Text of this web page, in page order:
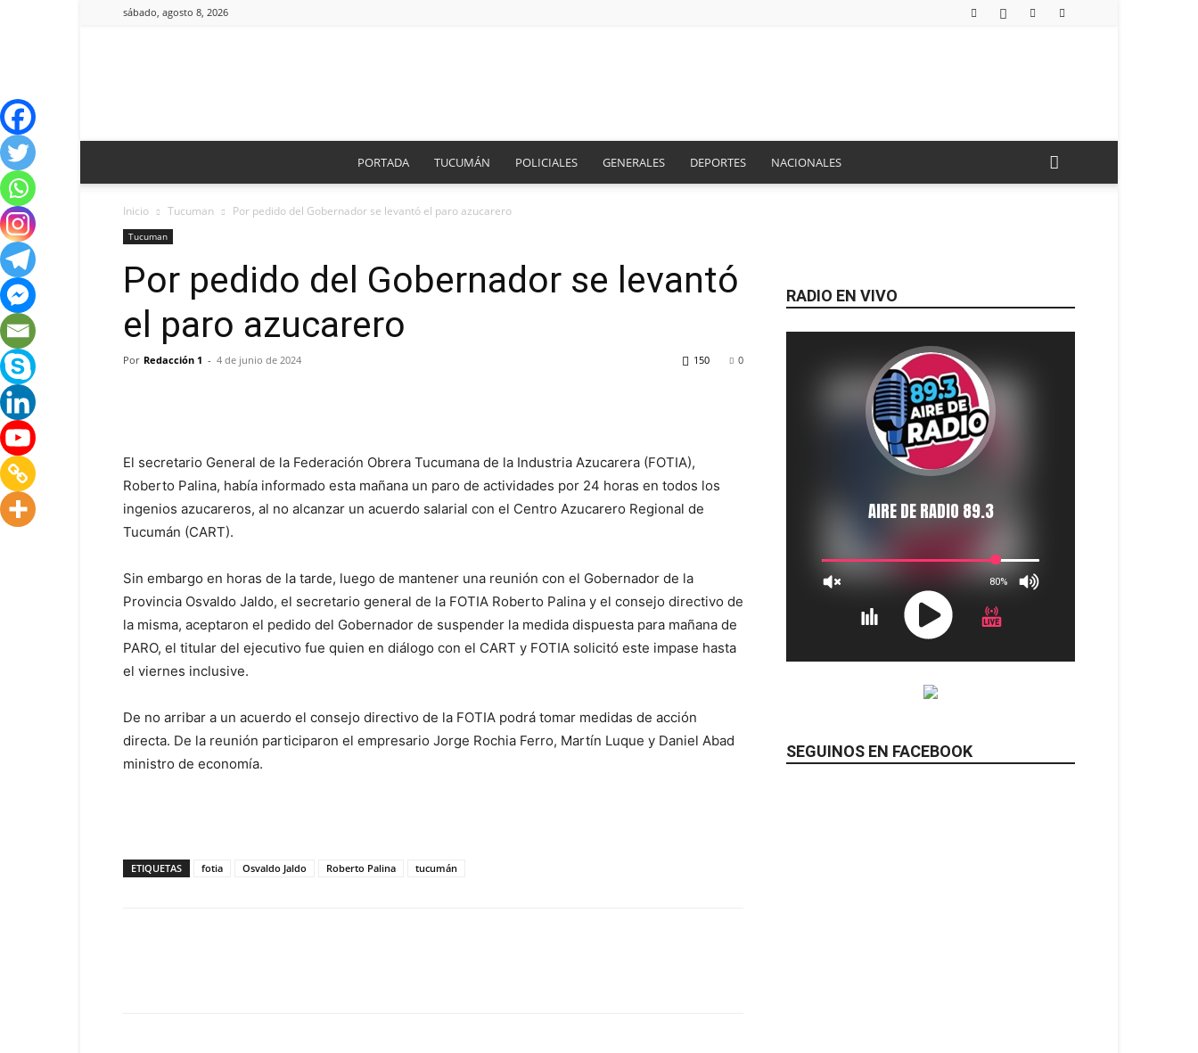
sábado, agosto 8, 2026
AIRE
PORTADA TUCUMÁN POLICIALES GENERALES DEPORTES NACIONALES
Inicio Tucuman Por pedido del Gobernador se levantó el paro azucarero
Tucuman
Por pedido del Gobernador se levantó
el paro azucarero
Por Redacción 1 - 4 de junio de 2024 0
150
El secretario General de la Federación Obrera Tucumana de la Industria Azucarera (FOTIA),
Roberto Palina, había informado esta mañana un paro de actividades por 24 horas en todos los
ingenios azucareros, al no alcanzar un acuerdo salarial con el Centro Azucarero Regional de
Tucumán (CART).
Sin embargo en horas de la tarde, luego de mantener una reunión con el Gobernador de la
Provincia Osvaldo Jaldo, el secretario general de la FOTIA Roberto Palina y el consejo directivo de
la misma, aceptaron el pedido del Gobernador de suspender la medida dispuesta para mañana de
PARO, el titular del ejecutivo fue quien en diálogo con el CART y FOTIA solicitó este impase hasta
el viernes inclusive.
De no arribar a un acuerdo el consejo directivo de la FOTIA podrá tomar medidas de acción
directa. De la reunión participaron el empresario Jorge Rochia Ferro, Martín Luque y Daniel Abad
ministro de economía.
ETIQUETAS fotia Osvaldo Jaldo Roberto Palina tucumán
RADIO EN VIVO
SEGUINOS EN FACEBOOK